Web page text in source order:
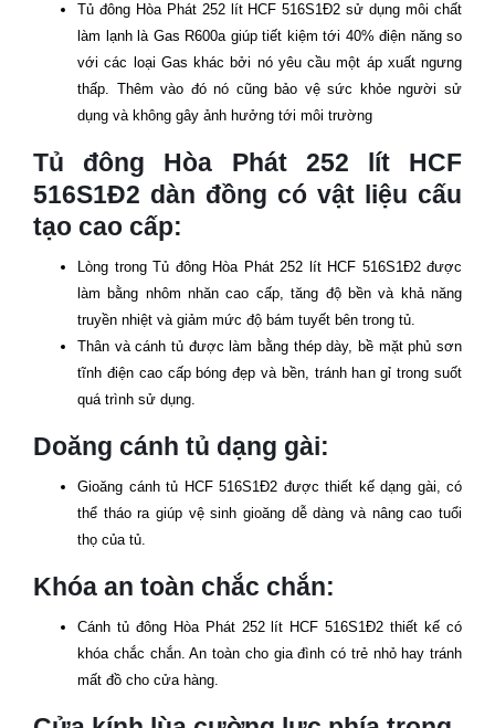
Tủ đông Hòa Phát 252 lít HCF 516S1Đ2 sử dụng môi chất
làm lạnh là Gas R600a giúp tiết kiệm tới 40% điện năng so
với các loại Gas khác bởi nó yêu cầu một áp xuất ngưng
thấp. Thêm vào đó nó cũng bảo vệ sức khỏe người sử
dụng và không gây ảnh hưởng tới môi trường
Tủ đông Hòa Phát 252 lít HCF
516S1Đ2 dàn đồng có vật liệu cấu
tạo cao cấp:
Lòng trong Tủ đông Hòa Phát 252 lít HCF 516S1Đ2được
làm bằng nhôm nhăn cao cấp, tăng độ bền và khả năng
truyền nhiệt và giảm mức độ bám tuyết bên trong tủ.
Thân và cánh tủ được làm bằng thép dày, bề mặt phủ sơn
tĩnh điện cao cấp bóng đẹp và bền, tránh han gỉ trong suốt
quá trình sử dụng.
Doăng cánh tủ dạng gài:
Gioăng cánh tủ HCF 516S1Đ2 được thiết kế dạng gài, có
thể tháo ra giúp vệ sinh gioăng dễ dàng và nâng cao tuổi
thọ của tủ.
Khóa an toàn chắc chắn:
Cánh tủ đông Hòa Phát 252 lít HCF 516S1Đ2 thiết kế có
khóa chắc chắn. An toàn cho gia đình có trẻ nhỏ hay tránh
mất đồ cho cửa hàng.